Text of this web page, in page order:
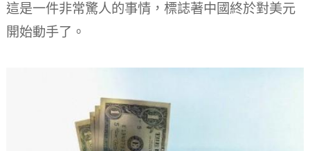
這是一件非常驚人的事情，標誌著中國終於對美元
開始動手了。